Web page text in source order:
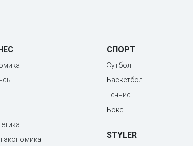
экономика
СПОРТ
Футбол
Баскетбол
Теннис
Бокс
STYLER